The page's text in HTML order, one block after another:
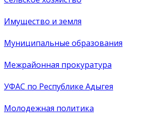
Имущество и земля
Муниципальные образования
Межрайонная прокуратура
УФАС по Республике Адыгея
Молодежная политика